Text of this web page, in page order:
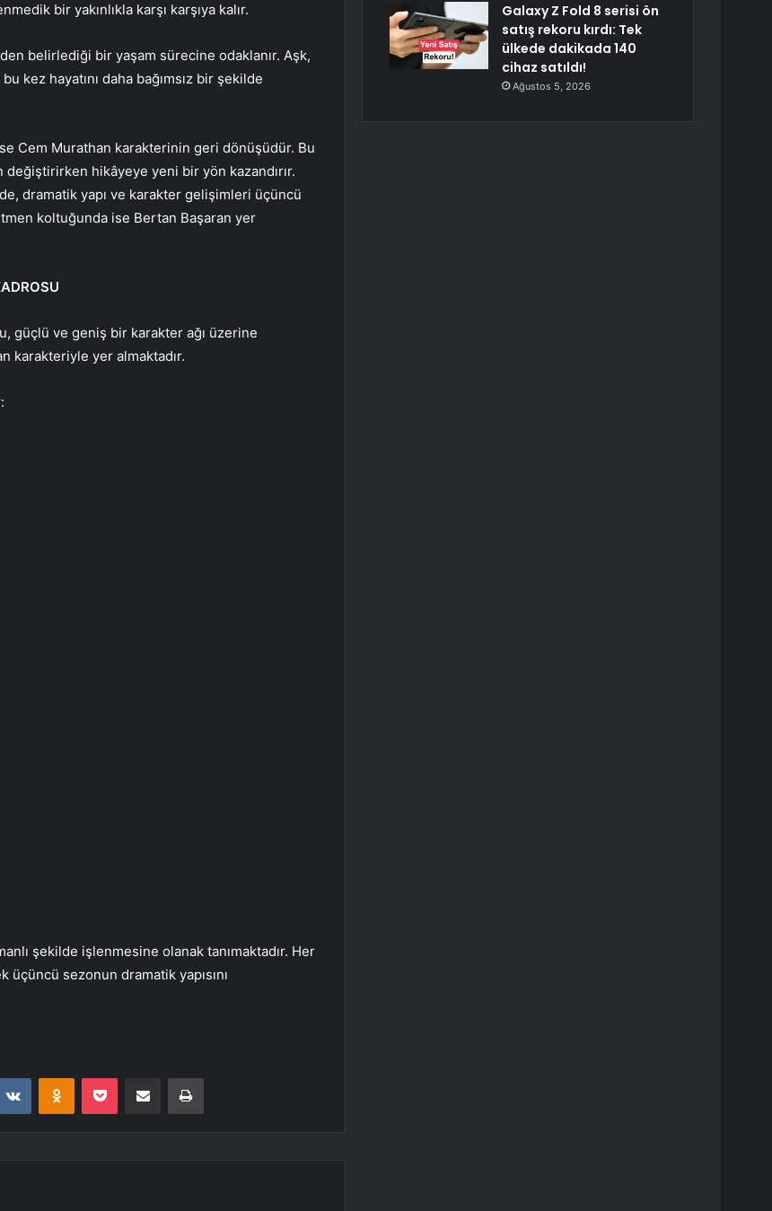
bir yakınlıkla karşı karşıya kalır.
belirlediği bir yaşam sürecine odaklanır. Aşk,
kez hayatını daha bağımsız bir şekilde
Cem Murathan karakterinin geri dönüşüdür. Bu
değiştirirken hikâyeye yeni bir yön kazandırır.
dramatik yapı ve karakter gelişimleri üçüncü
koltuğunda ise Bertan Başaran yer
güçlü ve geniş bir karakter ağı üzerine
karakteriyle yer almaktadır.
şekilde işlenmesine olanak tanımaktadır. Her
sezonun dramatik yapısını
VKontakteOdnoklassniki
Pocket E-Posta ile paylaş Yazdır
Galaxy Z Fold 8 serisi ön
satış rekoru kırdı: Tek
ülkede dakikada 140
cihaz satıldı!
Ağustos 5, 2026